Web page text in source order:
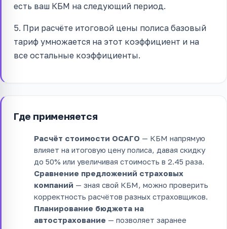
есть ваш КБМ на следующий период.
5. При расчёте итоговой цены полиса базовый
тариф умножается на этот коэффициент и на
все остальные коэффициенты.
Где применяется
Расчёт стоимости ОСАГО — КБМ напрямую
влияет на итоговую цену полиса, давая скидку
до 50% или увеличивая стоимость в 2.45 раза.
Сравнение предложений страховых
компаний — зная свой КБМ, можно проверить
корректность расчётов разных страховщиков.
Планирование бюджета на
автострахование — позволяет заранее